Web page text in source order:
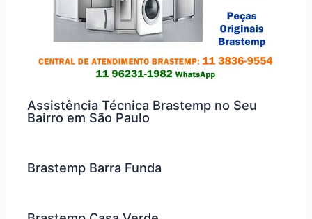
Assistência Técnica Brastemp no Seu
Bairro em São Paulo
Brastemp Barra Funda